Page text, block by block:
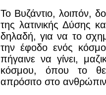
Το Βυζάντιο, λοιπόν,
της λατινικής Δύσης
δηλαδή, για να το
την έφοδο ενός
πήγαινε να γίνει,
κόσμου, όπου το
απρόσιτο στο